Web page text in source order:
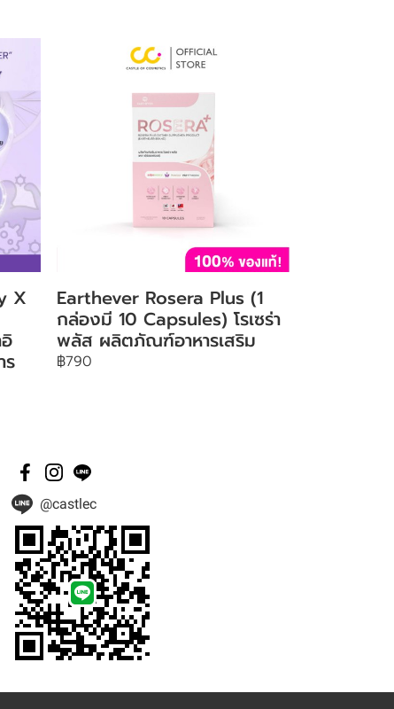
X
ร
Earthever Rosera Plus (1
กล่องมี 10 Capsules) โรเซร่า
พลัส ผลิตภัณฑ์อาหารเสริม
฿790
@castlec